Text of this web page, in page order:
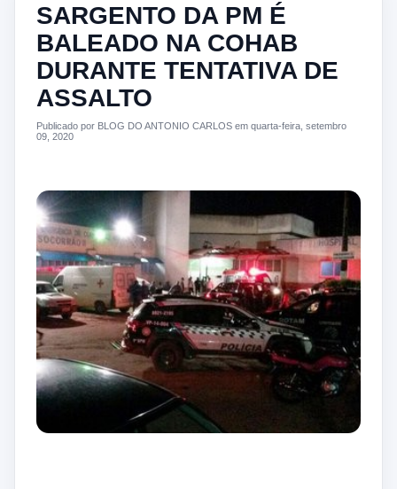
SARGENTO DA PM É
BALEADO NA COHAB
DURANTE TENTATIVA DE
ASSALTO
Publicado por BLOG DO ANTONIO CARLOS em quarta-feira, setembro
09, 2020